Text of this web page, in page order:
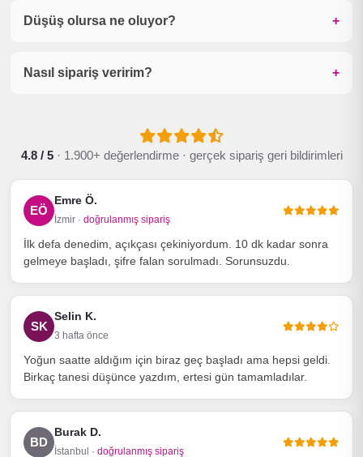
Düşüş olursa ne oluyor?
Nasıl sipariş veririm?
4.8 / 5· 1.900+ değerlendirme · gerçek sipariş geri bildirimleri
EÖ
Emre Ö.
İzmir · doğrulanmış sipariş
İlk defa denedim, açıkçası çekiniyordum. 10 dk kadar sonra
gelmeye başladı, şifre falan sorulmadı. Sorunsuzdu.
SK
Selin K.
3 hafta önce
Yoğun saatte aldığım için biraz geç başladı ama hepsi geldi.
Birkaç tanesi düşünce yazdım, ertesi gün tamamladılar.
BD
Burak D.
İstanbul · doğrulanmış sipariş